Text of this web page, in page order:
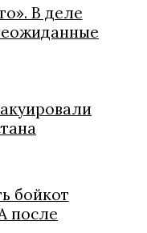
В деле
бойкот
после